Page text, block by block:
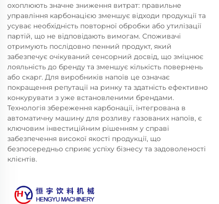
охоплюють значне зниження витрат: правильне
управління карбонацією зменшує відходи продукції та
усуває необхідність повторної обробки або утилізації
партій, що не відповідають вимогам. Споживачі
отримують послідовно пенний продукт, який
забезпечує очікуваний сенсорний досвід, що зміцнює
лояльність до бренду та зменшує кількість повернень
або скарг. Для виробників напоїв це означає
покращення репутації на ринку та здатність ефективно
конкурувати з уже встановленими брендами.
Технологія збереження карбонації, інтегрована в
автоматичну машину для розливу газованих напоїв, є
ключовим інвестиційним рішенням у справі
забезпечення високої якості продукції, що
безпосередньо сприяє успіху бізнесу та задоволеності
клієнтів.